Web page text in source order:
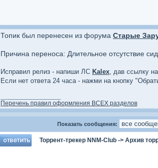
Топик был перенесен из форума Старые
Причина переноса: Длительное отсутствие
Исправил релиз - напиши ЛС Kalex, дав ссылку
Если нет ответа 24 часа - нажми на кнопку
Перечень правил оформления ВСЕХ разделов
Показать сообщения:
Торрент-трекер NNM-Club -> Архив